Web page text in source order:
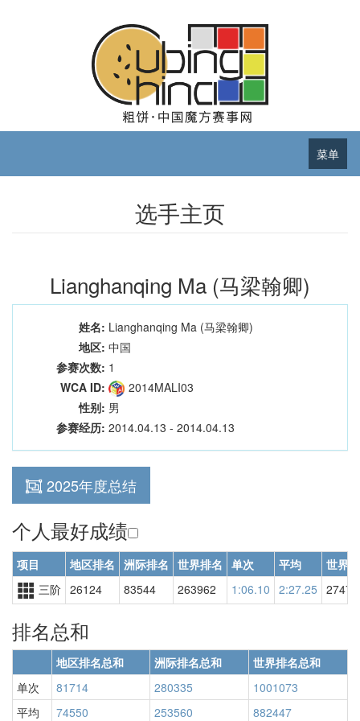
菜单
选手主页
Lianghanqing Ma (马梁翰卿)
姓名: Lianghanqing Ma (马梁翰卿)
地区: 中国
参赛次数: 1
WCA ID:
2014MALI03
性别: 男
参赛经历: 2014.04.13 - 2014.04.13
2025年度总结
个人最好成绩
项目 地区排名 洲际排名 世界排名 单次 平均
世界
三阶 26124 83544 263962 1:06.10 2:27.25
排名总和
地区排名总和 洲际排名总和
世界排名总和
单次
81714 280335
1001073
平均
74550 253560 882447